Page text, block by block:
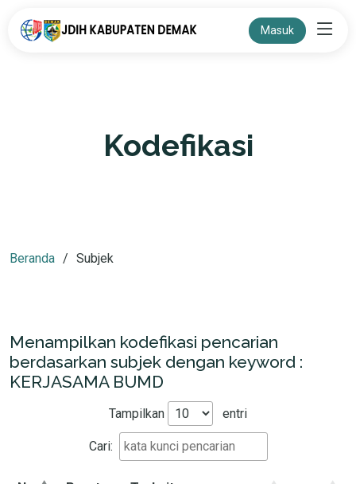
Masuk
Kodefikasi
Beranda Subjek
Menampilkan kodefikasi pencarian
berdasarkan subjek dengan keyword :
KERJASAMA BUMD
Tampilkan entri
Cari: